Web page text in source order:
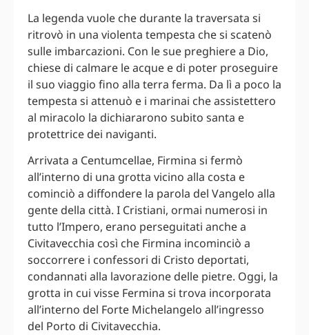
La legenda vuole che durante la traversata si
ritrovò in una violenta tempesta che si scatenò
sulle imbarcazioni. Con le sue preghiere a Dio,
chiese di calmare le acque e di poter proseguire
il suo viaggio fino alla terra ferma. Da lì a poco la
tempesta si attenuò e i marinai che assistettero
al miracolo la dichiararono subito santa e
protettrice dei naviganti.
Arrivata a Centumcellae, Firmina si fermò
all’interno di una grotta vicino alla costa e
cominciò a diffondere la parola del Vangelo alla
gente della città. I Cristiani, ormai numerosi in
tutto l’Impero, erano perseguitati anche a
Civitavecchia così che Firmina incominciò a
soccorrere i confessori di Cristo deportati,
condannati alla lavorazione delle pietre. Oggi, la
grotta in cui visse Fermina si trova incorporata
all’interno del Forte Michelangelo all’ingresso
del Porto di Civitavecchia.